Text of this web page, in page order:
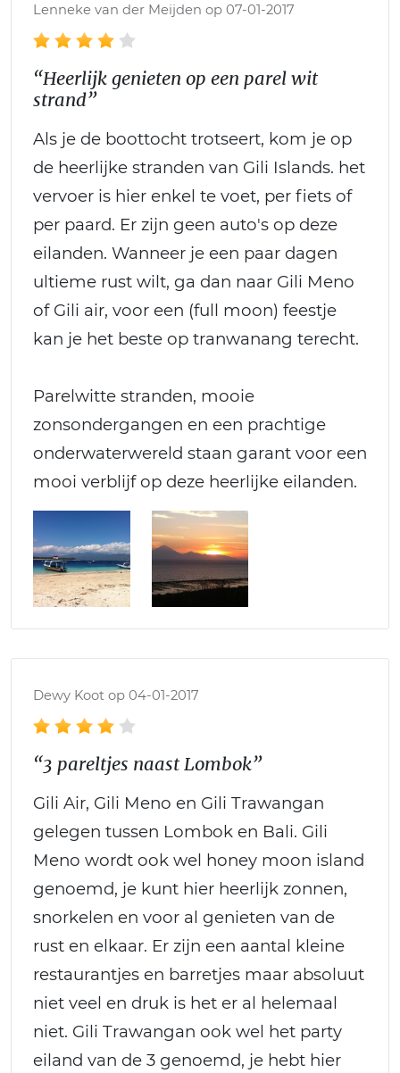
Lenneke van der Meijden op 07-01-2017
“Heerlijk genieten op een parel wit
strand”
Als je de boottocht trotseert, kom je op
de heerlijke stranden van Gili Islands. het
vervoer is hier enkel te voet, per fiets of
per paard. Er zijn geen auto's op deze
eilanden. Wanneer je een paar dagen
ultieme rust wilt, ga dan naar Gili Meno
of Gili air, voor een (full moon) feestje
kan je het beste op tranwanang terecht.
Parelwitte stranden, mooie
zonsondergangen en een prachtige
onderwaterwereld staan garant voor een
mooi verblijf op deze heerlijke eilanden.
Dewy Koot op 04-01-2017
“3 pareltjes naast Lombok”
Gili Air, Gili Meno en Gili Trawangan
gelegen tussen Lombok en Bali. Gili
Meno wordt ook wel honey moon island
genoemd, je kunt hier heerlijk zonnen,
snorkelen en voor al genieten van de
rust en elkaar. Er zijn een aantal kleine
restaurantjes en barretjes maar absoluut
niet veel en druk is het er al helemaal
niet. Gili Trawangan ook wel het party
eiland van de 3 genoemd, je hebt hier